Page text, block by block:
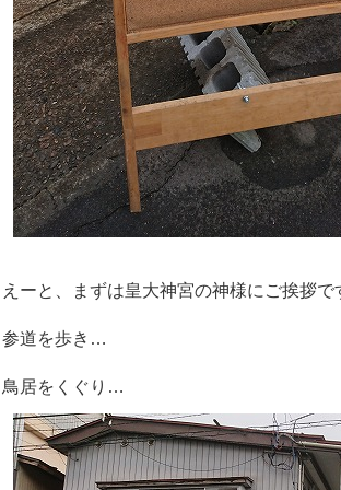
えーと、まずは皇大神宮の神様にご挨拶で
参道を歩き…
鳥居をくぐり…